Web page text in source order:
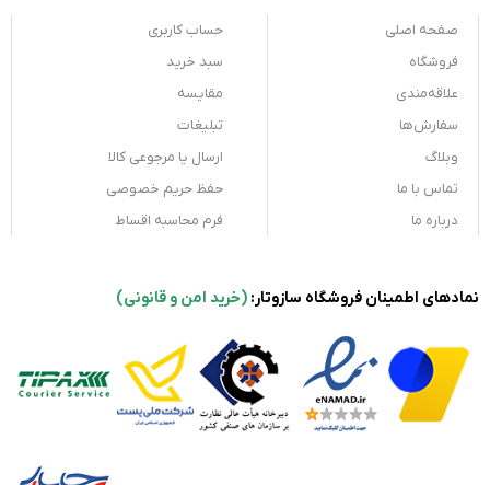
صفحه اصلی
فروشگاه
علاقه‌مندی
سفارش‌ها
وبلاگ
تماس با ما
درباره ما
حساب کاربری
سبد خرید
مقایسه
تبلیغات
ارسال یا مرجوعی کالا
حفظ حریم خصوصی
فرم محاسبه اقساط
نمادهای اطمینان فروشگاه سازوتار: (خرید امن و قانونی)